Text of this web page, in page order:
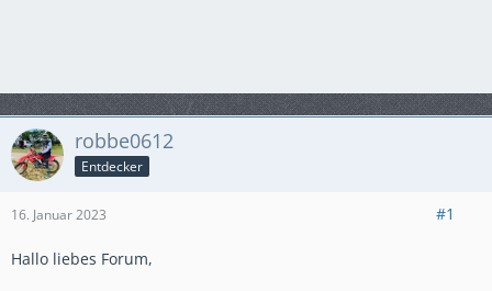
robbe0612
Entdecker
16. Januar 2023 #1
Hallo liebes Forum,